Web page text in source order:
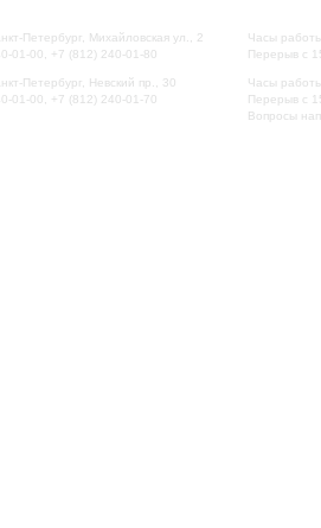
Петербург, Михайловская ул., 2
01-00, +7 (812) 240-01-80
Петербург, Невский пр., 30
01-00, +7 (812) 240-01-70
Часы
Перерыв с
Часы
Перерыв с
Вопросы